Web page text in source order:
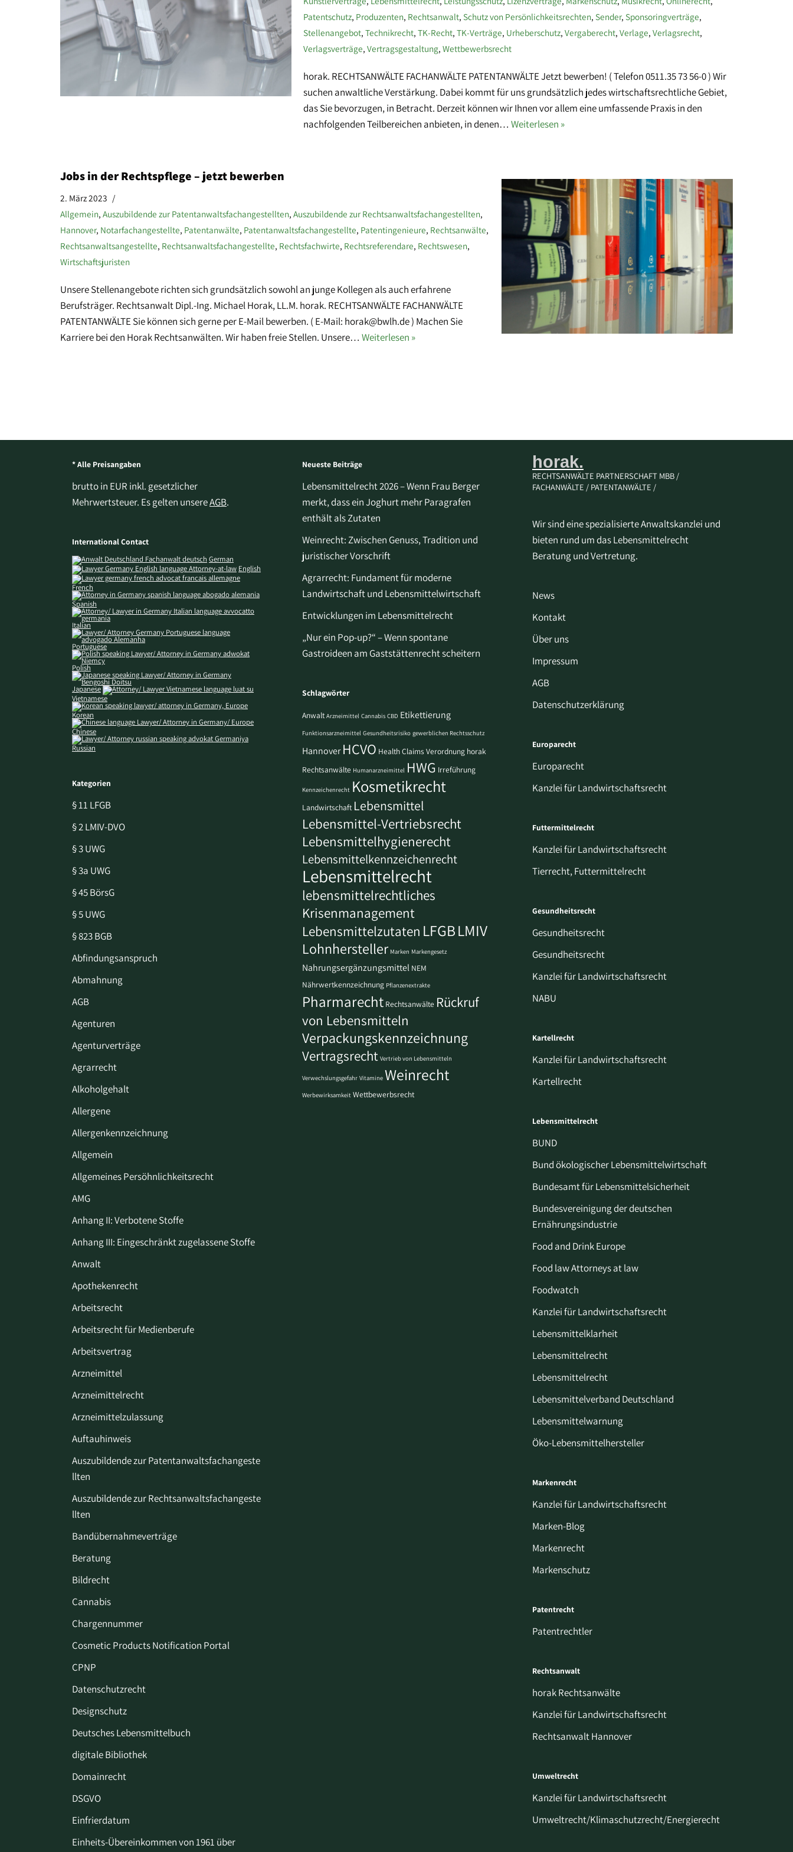
Patentschutz, Produzenten, Rechtsanwalt, Schutz von Persönlichkeitsrechten, Sender, Sponsoringverträge,
Stellenangebot, Technikrecht, TK-Recht, TK-Verträge, Urheberschutz, Vergaberecht, Verlage, Verlagsrecht,
Verlagsverträge, Vertragsgestaltung, Wettbewerbsrecht
horak. RECHTSANWÄLTE FACHANWÄLTE PATENTANWÄLTE Jetzt bewerben! ( Telefon 0511.35 73 56-0 ) Wir
suchen anwaltliche Verstärkung. Dabei kommt für uns grundsätzlich jedes wirtschaftsrechtliche Gebiet,
das Sie bevorzugen, in Betracht. Derzeit können wir Ihnen vor allem eine umfassende Praxis in den
nachfolgenden Teilbereichen anbieten, in denen… Weiterlesen »
Jobs in der Rechtspflege – jetzt bewerben
2. März 2023
Allgemein, Auszubildende zur Patentanwaltsfachangestellten, Auszubildende zur Rechtsanwaltsfachangestellten,
Hannover, Notarfachangestellte, Patentanwälte, Patentanwaltsfachangestellte, Patentingenieure, Rechtsanwälte,
Rechtsanwaltsangestellte, Rechtsanwaltsfachangestellte, Rechtsfachwirte, Rechtsreferendare, Rechtswesen,
Wirtschaftsjuristen
Unsere Stellenangebote richten sich grundsätzlich sowohl an junge Kollegen als auch erfahrene
Berufsträger. Rechtsanwalt Dipl.-Ing. Michael Horak, LL.M. horak. RECHTSANWÄLTE FACHANWÄLTE
PATENTANWÄLTE Sie können sich gerne per E-Mail bewerben. ( E-Mail: horak@bwlh.de ) Machen Sie
Karriere bei den Horak Rechtsanwälten. Wir haben freie Stellen. Unsere… Weiterlesen »
* Alle Preisangaben
brutto in EUR inkl. gesetzlicher
Mehrwertsteuer. Es gelten unsereAGB.
International Contact
German
English
French
Spanish
Italian
Portuguese
Polish
Japanese
Vietnamese
Korean
Chinese
Russian
Kategorien
§ 11 LFGB
§ 2 LMIV-DVO
§ 3 UWG
§ 3a UWG
§ 45 BörsG
§ 5 UWG
§ 823 BGB
Abfindungsanspruch
Abmahnung
AGB
Agenturen
Agenturverträge
Agrarrecht
Alkoholgehalt
Allergene
Allergenkennzeichnung
Allgemein
Allgemeines Persöhnlichkeitsrecht
AMG
Anhang II: Verbotene Stoffe
Anhang III: Eingeschränkt zugelassene Stoffe
Anwalt
Apothekenrecht
Arbeitsrecht
Arbeitsrecht für Medienberufe
Arbeitsvertrag
Arzneimittel
Arzneimittelrecht
Arzneimittelzulassung
Auftauhinweis
Auszubildende zur Patentanwaltsfachangeste
llten
Auszubildende zur Rechtsanwaltsfachangeste
llten
Bandübernahmeverträge
Beratung
Bildrecht
Cannabis
Chargennummer
Cosmetic Products Notification Portal
CPNP
Datenschutzrecht
Designschutz
Deutsches Lebensmittelbuch
digitale Bibliothek
Domainrecht
DSGVO
Einfrierdatum
Einheits-Übereinkommen von 1961 über
Neueste Beiträge
Lebensmittelrecht 2026 – Wenn Frau Berger
merkt, dass ein Joghurt mehr Paragrafen
enthält als Zutaten
Weinrecht: Zwischen Genuss, Tradition und
juristischer Vorschrift
Agrarrecht: Fundament für moderne
Landwirtschaft und Lebensmittelwirtschaft
Entwicklungen im Lebensmittelrecht
„Nur ein Pop-up?“ – Wenn spontane
Gastroideen am Gaststättenrecht scheitern
Schlagwörter
Anwalt Arzneimittel Cannabis CBD Etikettierung
Funktionsarzneimittel Gesundheitsrisiko gewerblichen Rechtsschutz
Hannover HCVO Health Claims Verordnung horak
Rechtsanwälte Humanarzneimittel HWG Irreführung
Kennzeichenrecht Kosmetikrecht
Landwirtschaft Lebensmittel
Lebensmittel-Vertriebsrecht
Lebensmittelhygienerecht
Lebensmittelkennzeichenrecht
Lebensmittelrecht
lebensmittelrechtliches
Krisenmanagement
Lebensmittelzutaten LFGBLMIV
Lohnhersteller Marken Markengesetz
Nahrungsergänzungsmittel NEM
Nährwertkennzeichnung Pflanzenextrakte
Pharmarecht Rechtsanwälte Rückruf
von Lebensmitteln
Verpackungskennzeichnung
Vertragsrecht Vertrieb von Lebensmitteln
Verwechslungsgefahr Vitamine Weinrecht
Werbewirksamkeit Wettbewerbsrecht
horak.
RECHTSANWÄLTE PARTNERSCHAFT MBB /
FACHANWÄLTE / PATENTANWÄLTE /
Wir sind eine spezialisierte Anwaltskanzlei und
bieten rund um das Lebensmittelrecht
Beratung und Vertretung.
News
Kontakt
Über uns
Impressum
AGB
Datenschutzerklärung
Europarecht
Europarecht
Kanzlei für Landwirtschaftsrecht
Futtermittelrecht
Kanzlei für Landwirtschaftsrecht
Tierrecht, Futtermittelrecht
Gesundheitsrecht
Gesundheitsrecht
Gesundheitsrecht
Kanzlei für Landwirtschaftsrecht
NABU
Kartellrecht
Kanzlei für Landwirtschaftsrecht
Kartellrecht
Lebensmittelrecht
BUND
Bund ökologischer Lebensmittelwirtschaft
Bundesamt für Lebensmittelsicherheit
Bundesvereinigung der deutschen
Ernährungsindustrie
Food and Drink Europe
Food law Attorneys at law
Foodwatch
Kanzlei für Landwirtschaftsrecht
Lebensmittelklarheit
Lebensmittelrecht
Lebensmittelrecht
Lebensmittelverband Deutschland
Lebensmittelwarnung
Öko-Lebensmittelhersteller
Markenrecht
Kanzlei für Landwirtschaftsrecht
Marken-Blog
Markenrecht
Markenschutz
Patentrecht
Patentrechtler
Rechtsanwalt
horak Rechtsanwälte
Kanzlei für Landwirtschaftsrecht
Rechtsanwalt Hannover
Umweltrecht
Kanzlei für Landwirtschaftsrecht
Umweltrecht/Klimaschutzrecht/Energierecht